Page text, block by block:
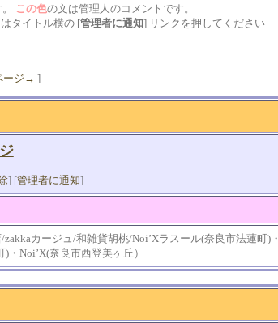
この色の文は管理人のコメントです。
タイトル横の [管理者に通知] リンクを押してください
ージ→ ]
] [管理者に通知]
カージュ/和雑貨胡桃/Noi’Xラスール(奈良市法蓮町)・
Noi’X(奈良市西登美ヶ丘）